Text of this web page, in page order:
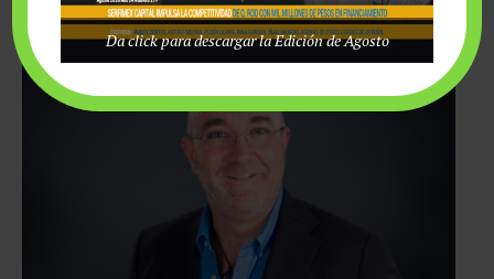
Da click para descargar la Edición de Agosto